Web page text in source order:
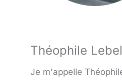
Théophile Lebel
Je m'appelle